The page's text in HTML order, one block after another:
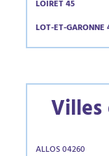
LOIRET 45
LOT-ET-GARONNE
ALLOS 04260